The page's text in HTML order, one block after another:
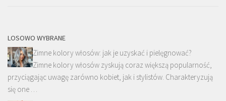
LOSOWO WYBRANE
Zimne kolory włosów: jak je uzyskać i pielęgnować?
Zimne kolory włosów zyskują coraz większą popularność,
przyciągając uwagę zarówno kobiet, jak i stylistów. Charakteryzują
się one …